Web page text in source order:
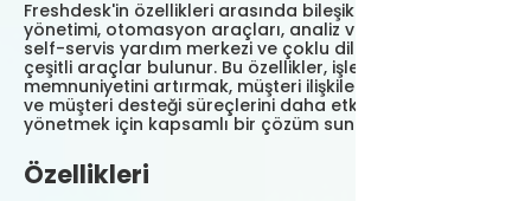
Freshdesk'in özellikleri arasında bileşik yönlendirme, SLA
yönetimi, otomasyon araçları, analiz ve raporlama,
self-servis yardım merkezi ve çoklu dil desteği gibi
çeşitli araçlar bulunur. Bu özellikler, işletmelere müşteri
memnuniyetini artırmak, müşteri ilişkilerini güçlendirmek
ve müşteri desteği süreçlerini daha etkili bir şekilde
yönetmek için kapsamlı bir çözüm sunar.
Özellikleri